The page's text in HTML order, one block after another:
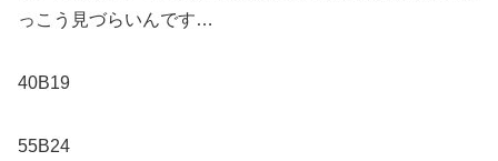
っこう見づらいんです…
40B19
55B24